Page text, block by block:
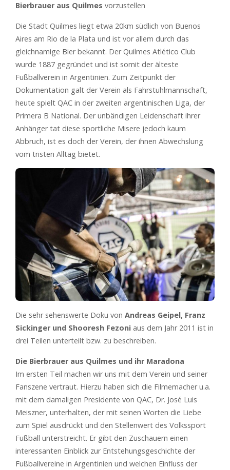
Bierbrauer aus Quilmes vorzustellen
Die Stadt Quilmes liegt etwa 20km südlich von Buenos
Aires am Rio de la Plata und ist vor allem durch das
gleichnamige Bier bekannt. Der Quilmes Atlético Club
wurde 1887 gegründet und ist somit der älteste
Fußballverein in Argentinien. Zum Zeitpunkt der
Dokumentation galt der Verein als Fahrstuhlmannschaft,
heute spielt QAC in der zweiten argentinischen Liga, der
Primera B National. Der unbändigen Leidenschaft ihrer
Anhänger tat diese sportliche Misere jedoch kaum
Abbruch, ist es doch der Verein, der ihnen Abwechslung
vom tristen Alltag bietet.
Die sehr sehenswerte Doku von Andreas Geipel, Franz
Sickinger und Shooresh Fezoni aus dem Jahr 2011 ist in
drei Teilen unterteilt bzw. zu beschreiben.
Die Bierbrauer aus Quilmes und ihr Maradona
Im ersten Teil machen wir uns mit dem Verein und seiner
Fanszene vertraut. Hierzu haben sich die Filmemacher u.a.
mit dem damaligen Presidente von QAC, Dr. José Luis
Meiszner, unterhalten, der mit seinen Worten die Liebe
zum Spiel ausdrückt und den Stellenwert des Volkssport
Fußball unterstreicht. Er gibt den Zuschauern einen
interessanten Einblick zur Entstehungsgeschichte der
Fußballvereine in Argentinien und welchen Einfluss der